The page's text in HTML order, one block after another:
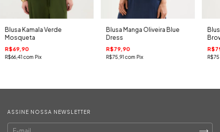
Blusa Kamala Verde
Mosqueta
R$69,90
R$66,41com Pix
Blusa Manga Oliveira Blue
Dress
R$79,90
R$75,91com Pix
ASSINE NOSSA NEWSLETTER